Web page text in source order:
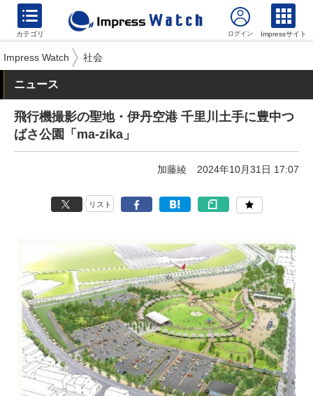
カテゴリ Impressサイト
Impress Watch 社会
ニュース
飛行機撮影の聖地・伊丹空港 千里川土手に豊中つ
ばさ公園「ma-zika」
加藤綾 2024年10月31日 17:07
リスト